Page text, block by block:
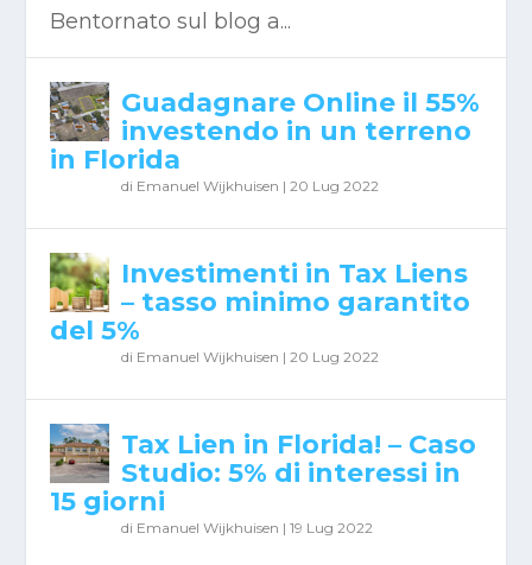
Bentornato sul blog a...
Guadagnare Online il 55%
investendo in un terreno
in Florida
di Emanuel Wijkhuisen |20 Lug 2022
Investimenti in Tax Liens
– tasso minimo garantito
del 5%
di Emanuel Wijkhuisen |20 Lug 2022
Tax Lien in Florida! – Caso
Studio: 5% di interessi in
15 giorni
di Emanuel Wijkhuisen |19 Lug 2022